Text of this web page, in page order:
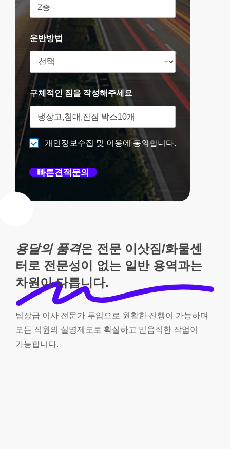
운반방법
구체적인 짐을 작성해주세요
개인정보수집 및 이용에 동의합니다.
빠른견적문의
용달의 품격은 전문 이삿짐/화물센
터로 전문성이 없는 일반 용역과는
차원이 다릅니다.
팀장급 이사 전문가 투입으로 원활한 진행이
가능하며
모든 직원의 실명제도로 확실하고 믿음직한 작업이
가능합니다.